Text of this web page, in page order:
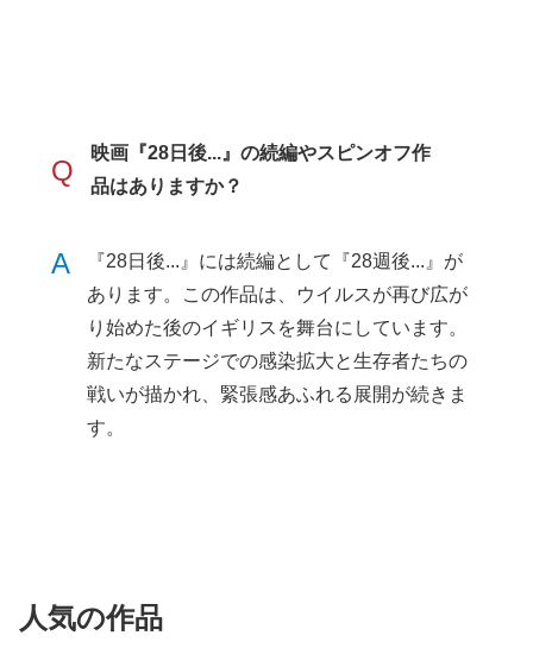
Q
映画『28日後...』の続編やスピンオフ作
品はありますか？
A
『28日後...』には続編として『28週後...』が
あります。この作品は、ウイルスが再び広が
り始めた後のイギリスを舞台にしています。
新たなステージでの感染拡大と生存者たちの
戦いが描かれ、緊張感あふれる展開が続きま
す。
人気の作品